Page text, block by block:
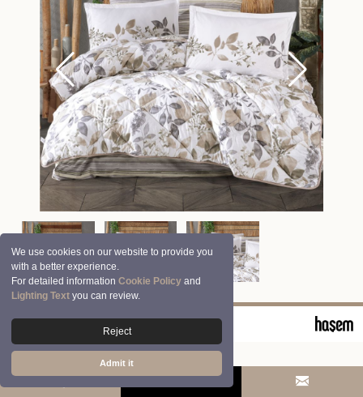
We use cookies on our website to provide you
with a better experience.
For detailed informationCookie Policy and
Lighting Text you can review.
Reject
Admit it
© 2026 Clasy | Aran Tekstil San. ve Tic. A.Ş.